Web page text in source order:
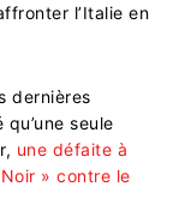
l’Italie en
dernières
seule
une défaite à
» contre le